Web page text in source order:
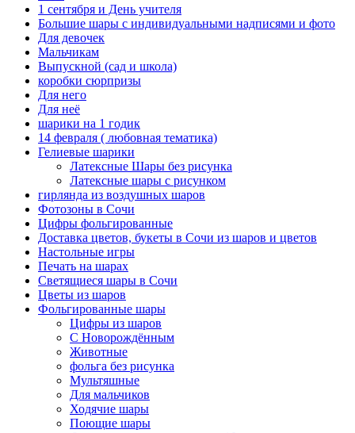
1 сентября и День учителя
Большие шары с индивидуальными надписями и фото
Для девочек
Мальчикам
Выпускной (сад и школа)
коробки сюрпризы
Для него
Для неё
шарики на 1 годик
14 февраля ( любовная тематика)
Гелиевые шарики
Латексные Шары без рисунка
Латексные шары с рисунком
гирлянда из воздушных шаров
Фотозоны в Сочи
Цифры фольгированные
Доставка цветов, букеты в Сочи из шаров и цветов
Настольные игры
Печать на шарах
Светящиеся шары в Сочи
Цветы из шаров
Фольгированные шары
Цифры из шаров
С Новорождённым
Животные
фольга без рисунка
Мультяшные
Для мальчиков
Ходячие шары
Поющие шары